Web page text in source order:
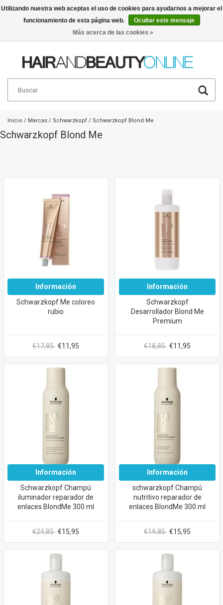
Español €
Inicio / Marcas / Schwarzkopf / Schwarzkopf Blond Me
Schwarzkopf Blond Me
Información
Schwarzkopf Me coloreo
rubio
€17,85 €11,95
Información
Schwarzkopf
Desarrollador Blond Me
Premium
€18,85 €11,95
Información
Schwarzkopf Champú
iluminador reparador de
enlaces BlondMe 300 ml
€24,85 €15,95
Información
schwarzkopf Champú
nutritivo reparador de
enlaces BlondMe 300 ml
€19,85 €15,95
Utilizando nuestra web aceptas el uso de cookies para ayudarnos a mejorar el
funcionamiento de esta página web.
Ocultar este mensaje
Más acerca de las cookies »